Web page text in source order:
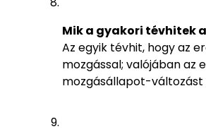
Mik a gyakori tévhitek
Az egyik tévhit, hogy az
mozgással; valójában az
mozgásállapot-változást